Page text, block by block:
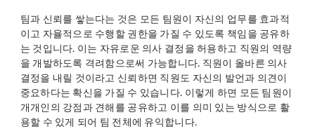
팀과 신뢰를 쌓는다는 것은 모든 팀원이 자신의 업무를 효과적
이고 자율적으로 수행할 권한을 가질 수 있도록 책임을 공유하
는 것입니다. 이는 자유로운 의사 결정을 허용하고 직원의 역량
을 개발하도록 격려함으로써 가능합니다. 직원이 올바른 의사
결정을 내릴 것이라고 신뢰하면 직원도 자신의 발언과 의견이
중요하다는 확신을 가질 수 있습니다. 이렇게 하면 모든 팀원이
개개인의 강점과 견해를 공유하고 이를 의미 있는 방식으로 활
용할 수 있게 되어 팀 전체에 유익합니다.